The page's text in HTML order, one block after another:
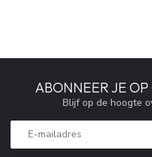
ABONNEER JE
Blijf op de hoogte